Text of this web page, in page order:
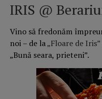
IRIS @
Vino să fredonăm
noi – de la„Floare de Iris”
„Bună seara, prieteni”.